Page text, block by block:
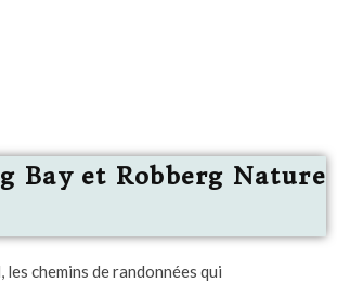
Bay et Robberg Nature
les chemins de randonnées qui